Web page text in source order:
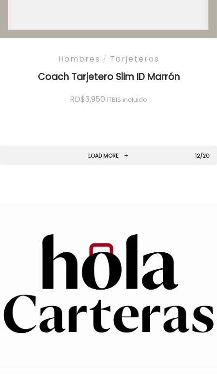
Hombres / Tarjeteros
Coach Tarjetero Slim ID Marrón
RD$3,950 ITBIS incluido
LOAD MORE 12/20